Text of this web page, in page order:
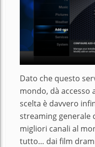
Dato che questo
mondo, dà accesso
scelta è davvero
streaming generale
migliori canali al
tutto… dai film